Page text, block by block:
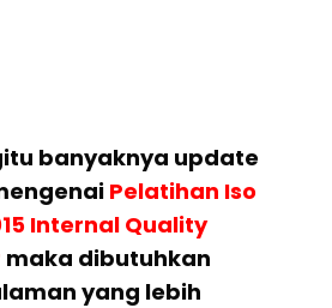
banyaknya update
Pelatihan Iso
Internal Quality
maka dibutuhkan
yang lebih